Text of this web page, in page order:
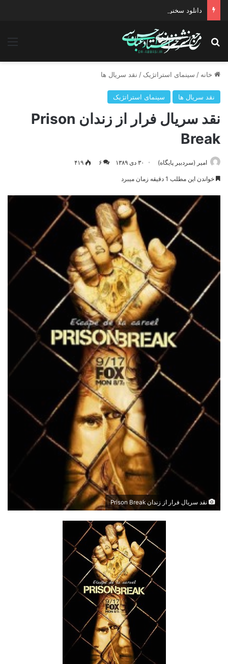
جستجو برای
خانه / سینمای استراتژیک / نقد سریال ها
نقد سریال ها سینمای استراتژیک
نقد سریال فرار از زندان Prison
Break
امیر (سردبیر پایگاه) ۳۰ دی ۱۳۸۹ ۶ ۴۱۹
خواندن این مطلب 1 دقیقه زمان میبرد
نقد سریال فرار از زندان Prison Break